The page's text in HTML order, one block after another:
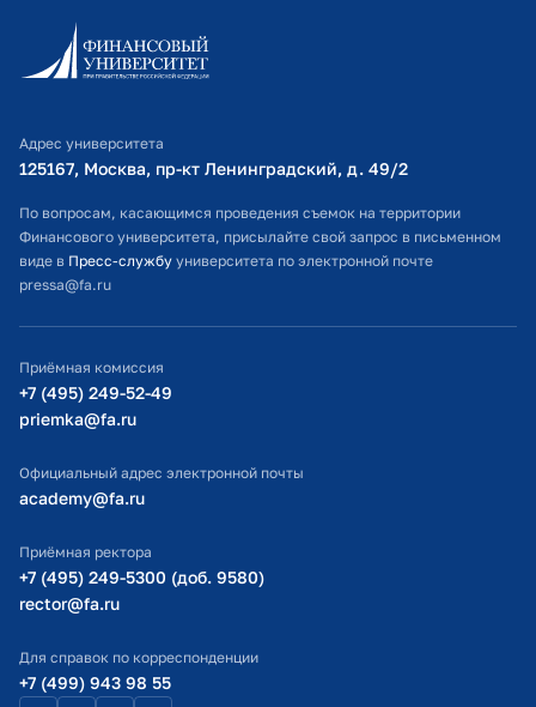
Информационно-образовательный портал
Личный кабинет поступающего
Оплата обучения
Расписание занятий
Студенческий офис
Официальный адрес электронной почты
Министерство просвещения РФ
Министерство науки и высшего образования РФ
Адрес университета
125167, Москва, пр-кт Ленинградский, д. 49/2​
По вопросам, касающимся проведения съемок на территории
Финансового университета, присылайте свой запрос в письменном
виде в Пресс-службу университета по электронной почте
pressa@fa.ru
Приёмная комиссия
+7 (495) 249-52-49
priemka@fa.ru
Официальный адрес электронной почты
academy@fa.ru
Приёмная ректора
+7 (495) 249-5300 (доб. 9580)
rector@fa.ru
Для справок по корреспонденции
+7 (499) 943 98 55